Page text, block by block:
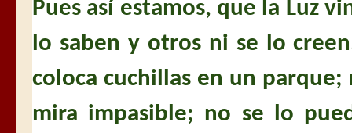
Pues así estamos, que la Luz
lo saben y otros ni se lo
coloca cuchillas en un
mira impasible; no se lo